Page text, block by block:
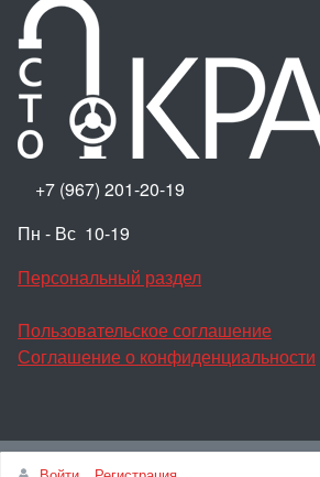
+7 (967) 201-20-19
Пн - Вс 10-19
Персональный раздел
Пользовательское соглашение
Соглашение о конфиденциальности
Наверх